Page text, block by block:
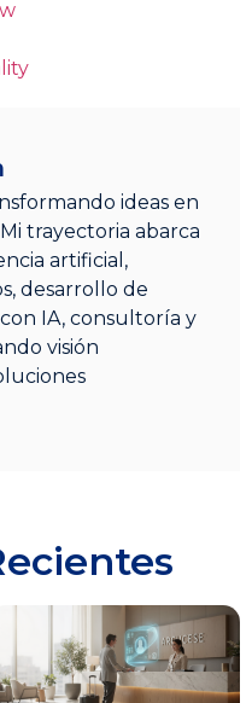
ideas en
trayectoria abarca
artificial,
desarrollo de
IA, consultoría y
visión